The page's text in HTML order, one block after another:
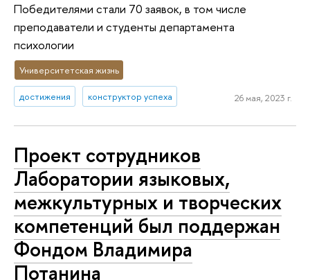
Победителями стали 70 заявок, в том числе
преподаватели и студенты департамента
психологии
Университетская жизнь
достижения конструктор успеха 26 мая, 2023 г.
Проект сотрудников
Лаборатории языковых,
межкультурных и творческих
компетенций был поддержан
Фондом Владимира
Потанина